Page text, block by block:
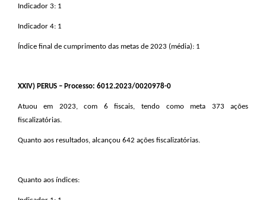
Indicador 3: 1
Indicador 4: 1
Índice final de cumprimento das metas de 2023 (média): 1
XXIV) PERUS – Processo: 6012.2023/0020978-0
Atuou em 2023, com 6 fiscais, tendo como meta 373 ações
fiscalizatórias.
Quanto aos resultados, alcançou 642 ações fiscalizatórias.
Quanto aos índices: